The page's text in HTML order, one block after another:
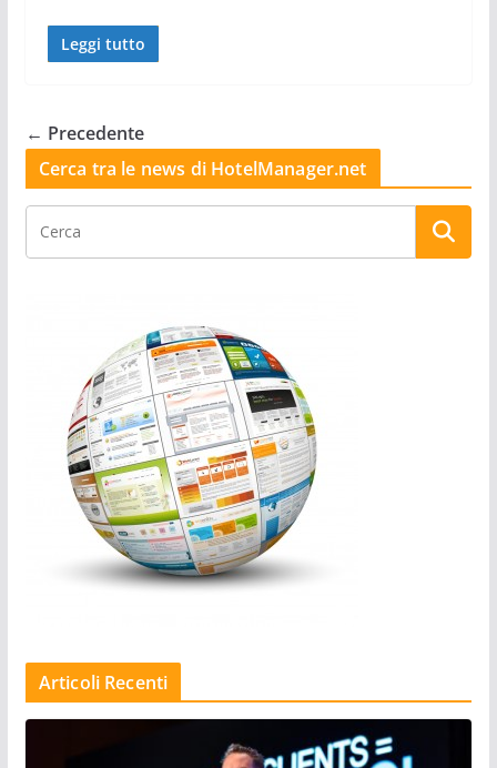
Leggi tutto
← Precedente
Cerca tra le news di HotelManager.net
Articoli Recenti